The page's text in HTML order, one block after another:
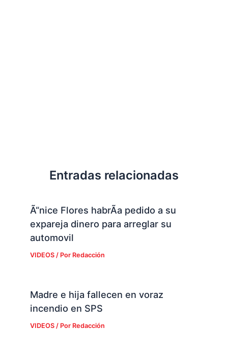
Entradas relacionadas
Ã“nice Flores habrÃ­a pedido a su
expareja dinero para arreglar su
automovil
VIDEOS/ Por Redacción
Madre e hija fallecen en voraz
incendio en SPS
VIDEOS/ Por Redacción